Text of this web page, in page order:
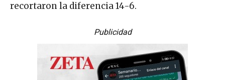
recortaron la diferencia 14-6.
Publicidad